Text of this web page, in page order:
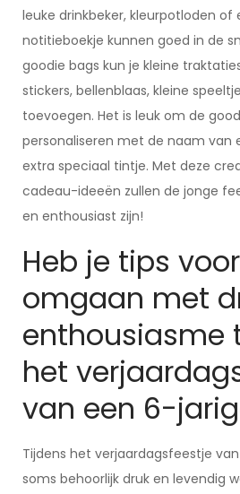
leuke drinkbeker, kleurpotloden of
notitieboekje kunnen goed in de
goodie bags kun je kleine
stickers, bellenblaas, kleine
toevoegen. Het is leuk om de
personaliseren met de naam van
extra speciaal tintje. Met deze
cadeau-ideeën zullen de jonge
en enthousiast zijn!
Heb je tips
omgaan met
enthousiasme
het
van een 6-
Tijdens het verjaardagsfeestje
soms behoorlijk druk en levendig